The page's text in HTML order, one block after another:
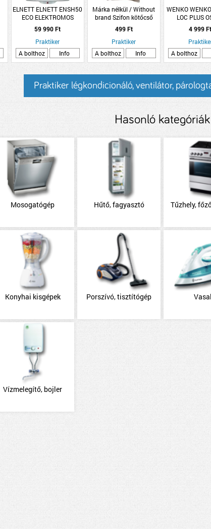
ELNETT ELNETT ENSH50
ECO ELEKTROMOS
BOJLER TELJ:1200W
59 990 Ft
Praktiker
A bolthoz
Info
Márka nélkül / Without
brand Szifon kötőcső
mosógéphez
5/4&quot;x32
499 Ft
Praktiker
A bolthoz
Info
WENKO
LOC PLUS
HAJSZÁRÍTÓ
ACÉL, KRÓM
4 999 Ft
A bolthoz
Praktiker légkondicionáló, ventilátor,
Hasonló kategóriák
Mosogatógép Hűtő, fagyasztó Tűzhely,
Konyhai kisgépek Porszívó, tisztítógép
Vízmelegítő, bojler